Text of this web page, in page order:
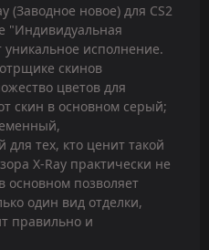
(Заводное новое) для CS2
"Индивидуальная
уникальное исполнение.
скинов
цветов для
скин в основном серый;
для тех, кто ценит такой
X-Ray практически не
основном позволяет
один вид отделки,
правильно и